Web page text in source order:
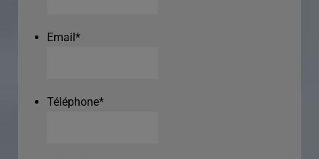
Email*
Téléphone*